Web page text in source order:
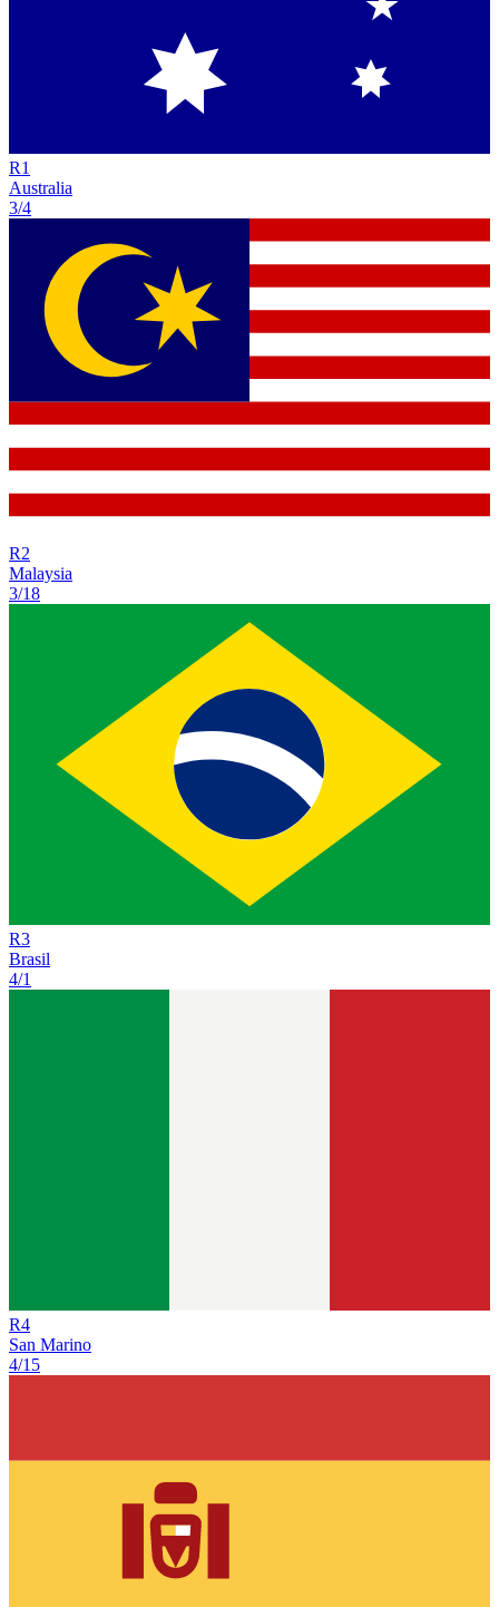
R1
Australia
3/4
R2
Malaysia
3/18
R3
Brasil
4/1
R4
San Marino
4/15